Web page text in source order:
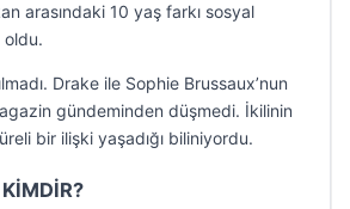
arasındaki 10 yaş farkı sosyal
Drake ile Sophie Brussaux’nun
gündeminden düşmedi. İkilinin
bir ilişki yaşadığı biliniyordu.